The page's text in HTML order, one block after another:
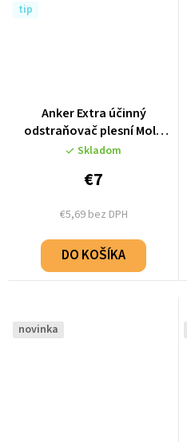
tip
Anker Extra účinný
odstraňovač plesní Mold
Remover - 500ml
Skladom
€5,69 bez DPH
€7
DO KOŠÍKA
novinka